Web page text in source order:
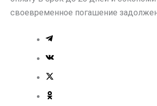
своевременное погашение